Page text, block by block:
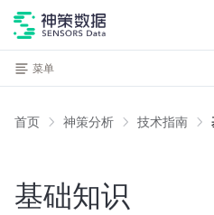
菜单
首页 神策分析 技术指南
基础知识